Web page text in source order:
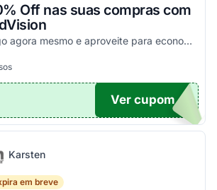
Off nas suas compras com
Aplique seu código agora mesmo e aproveite para economizar! Válido em par completo (Armação + Lente)!
funcionou
OM50
Ver cupom
Karsten
em breve